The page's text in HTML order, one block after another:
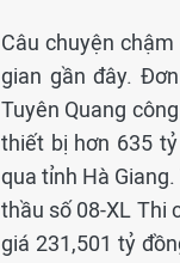
Câu chuyện
gian gần đây.
Tuyên Quang
thiết bị hơn 635
qua tỉnh Hà
thầu số 08-XL Thi
giá 231,501 tỷ